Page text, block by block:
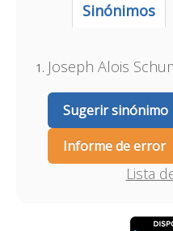
Sinónimos
Joseph Alois
Sugerir sinónimo
Informe de error
Lista